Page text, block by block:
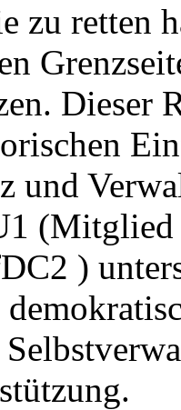
zu retten
Dieser
und
(Mitglied
)